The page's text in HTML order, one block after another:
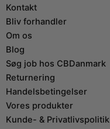
Kontakt
Bliv forhandler
Om os
Blog
Søg job hos CBDanmark
Returnering
Handelsbetingelser
Vores produkter
Kunde- & Privatlivspolitik